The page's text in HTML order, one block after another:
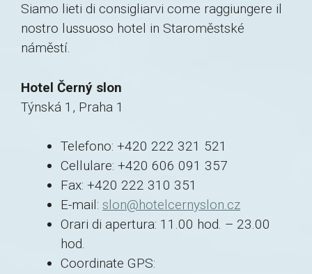
Siamo lieti di consigliarvi come raggiungere il
nostro lussuoso hotel in Staroměstské
náměstí.
Hotel Černý slon
Týnská 1, Praha 1
Telefono: +420 222 321 521
Cellulare: +420 606 091 357
Fax: +420 222 310 351
E-mail: slon@hotelcernyslon.cz
Orari di apertura: 11.00 hod. – 23.00
hod.
Coordinate GPS: